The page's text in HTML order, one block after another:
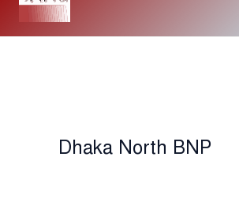
content
Dhaka North BNP